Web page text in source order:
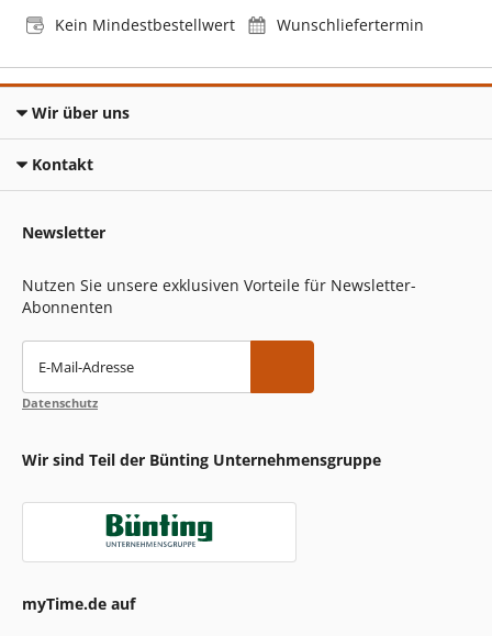
Kein Mindestbestellwert
Wunschliefertermin
Wir über uns
Kontakt
Newsletter
Nutzen Sie unsere exklusiven Vorteile für Newsletter-
Abonnenten
E-Mail-Adresse
Datenschutz
Wir sind Teil der Bünting Unternehmensgruppe
myTime.de auf